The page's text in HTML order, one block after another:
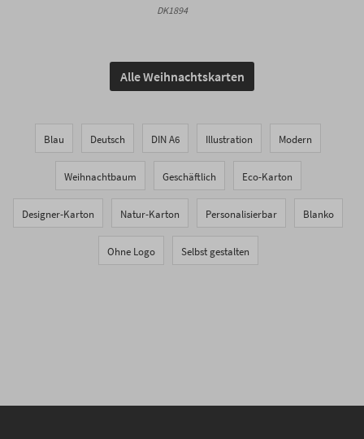
DK1894
Alle Weihnachtskarten
Blau Deutsch DIN A6 Illustration Modern
Weihnachtbaum Geschäftlich Eco-Karton
Designer-Karton Natur-Karton Personalisierbar Blanko
Ohne Logo Selbst gestalten